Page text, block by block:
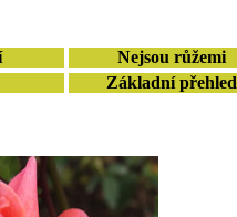
Nejsou růžemi
Základní přehled